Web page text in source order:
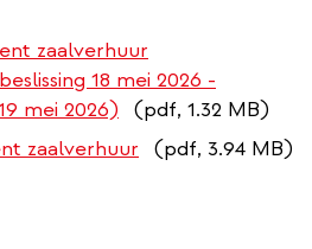
zaalverhuur
18 mei 2026 -
mei 2026)
(pdf, 1.32 MB)
zaalverhuur
(pdf, 3.94 MB)